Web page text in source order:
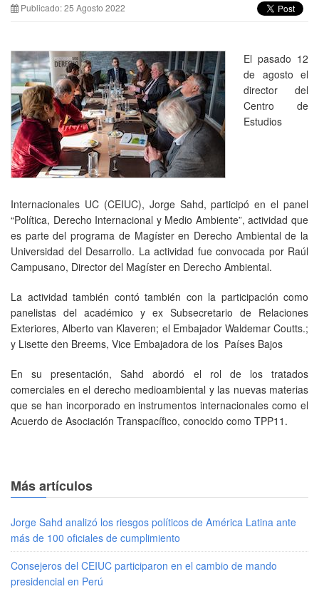
Publicado: 25 Agosto 2022
El pasado 12
de agosto el
director del
Centro de
Estudios
Internacionales UC (CEIUC), Jorge Sahd, participó en el panel
“Política, Derecho Internacional y Medio Ambiente”, actividad que
es parte del programa de Magíster en Derecho Ambiental de la
Universidad del Desarrollo. La actividad fue convocada por Raúl
Campusano, Director del Magíster en Derecho Ambiental.
La actividad también contó también con la participación como
panelistas del académico y ex Subsecretario de Relaciones
Exteriores, Alberto van Klaveren; el Embajador Waldemar Coutts.;
y Lisette den Breems, Vice Embajadora de los Países Bajos
En su presentación, Sahd abordó el rol de los tratados
comerciales en el derecho medioambiental y las nuevas materias
que se han incorporado en instrumentos internacionales como el
Acuerdo de Asociación Transpacífico, conocido como TPP11.
Más artículos
Jorge Sahd analizó los riesgos políticos de América Latina ante
más de 100 oficiales de cumplimiento
Consejeros del CEIUC participaron en el cambio de mando
presidencial en Perú